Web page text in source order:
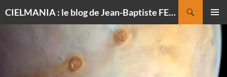
CIELMANIA : le blog de Jean-Baptiste FELDMANN, photographe du ciel
MENU